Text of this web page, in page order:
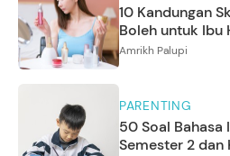
10 Kandungan
Boleh untuk Ibu
Amrikh Palupi
PARENTING
50 Soal Bahasa
Semester 2 dan